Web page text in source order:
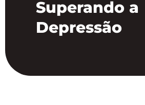
Superando a
Depressão